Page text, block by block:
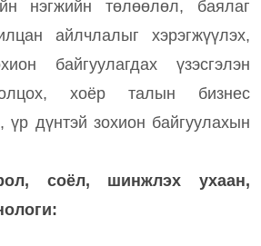
нэгжийн төлөөлөл, баялаг
айлчлалыг хэрэгжүүлэх,
байгуулагдах үзэсгэлэн
хоёр талын бизнес
үр дүнтэй зохион байгуулахын
соёл, шинжлэх ухаан,